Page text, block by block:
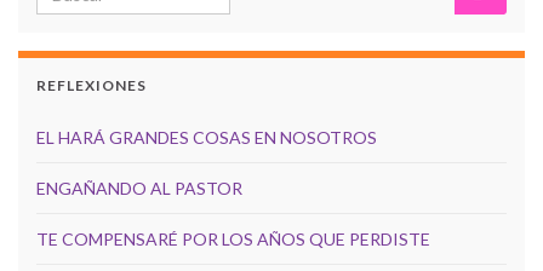
REFLEXIONES
EL HARÁ GRANDES COSAS EN NOSOTROS
ENGAÑANDO AL PASTOR
TE COMPENSARÉ POR LOS AÑOS QUE PERDISTE